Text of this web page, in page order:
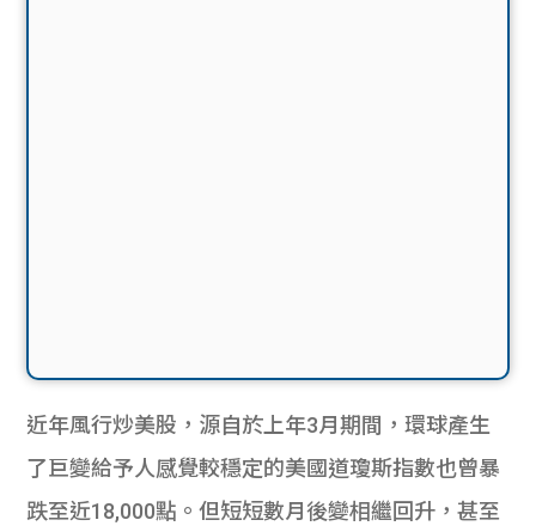
近年風行炒美股，源自於上年3月期間，環球產生
了巨變給予人感覺較穩定的美國道瓊斯指數也曾暴
跌至近1 8,000點。但短短數月後變相繼回升，甚至